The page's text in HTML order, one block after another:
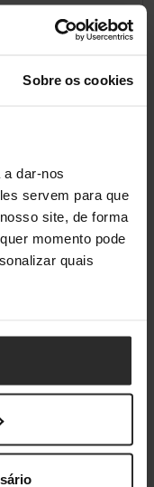
Sobre os cookies
dar-nos
servem para que
site, de forma
momento pode
quais